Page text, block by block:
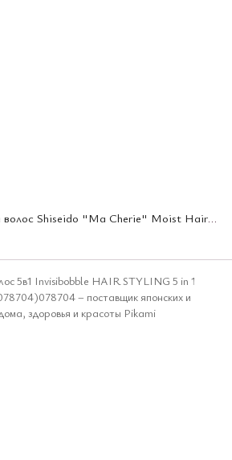
Спрей для увлажнения волос Shiseido "Ma Cherie" Moist Hair Spray, 250 мл (448128)